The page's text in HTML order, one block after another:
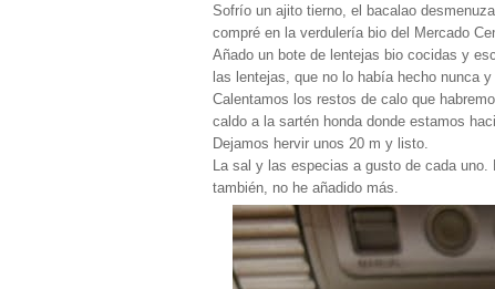
Sofrío un ajito tierno, el bacalao
compré en la verdulería bio del Mercado
Añado un bote de lentejas bio cocidas y
las lentejas, que no lo había hecho nunca y
Calentamos los restos de calo que
caldo a la sartén honda donde estamos
Dejamos hervir unos 20 m y listo.
La sal y las especias a gusto de cada
también, no he añadido más.